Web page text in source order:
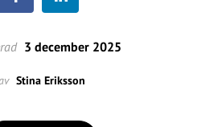
3 december 2025
Stina Eriksson